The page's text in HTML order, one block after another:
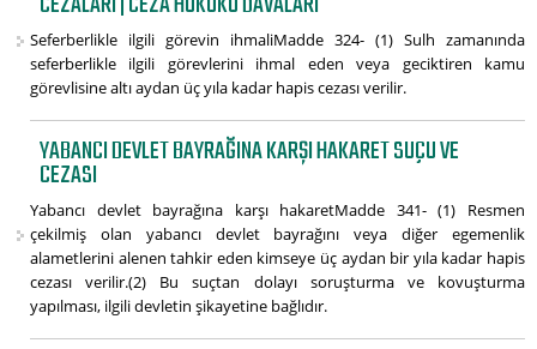
Seferberlikle ilgili görevin ihmaliMadde 324- (1) Sulh zamanında
seferberlikle ilgili görevlerini ihmal eden veya geciktiren kamu
görevlisine altı aydan üç yıla kadar hapis cezası verilir.
YABANCI DEVLET BAYRAĞINA KARŞI HAKARET SUÇU VE
CEZASI
Yabancı devlet bayrağına karşı hakaretMadde 341- (1) Resmen
çekilmiş olan yabancı devlet bayrağını veya diğer egemenlik
alametlerini alenen tahkir eden kimseye üç aydan bir yıla kadar hapis
cezası verilir.(2) Bu suçtan dolayı soruşturma ve kovuşturma
yapılması, ilgili devletin şikayetine bağlıdır.